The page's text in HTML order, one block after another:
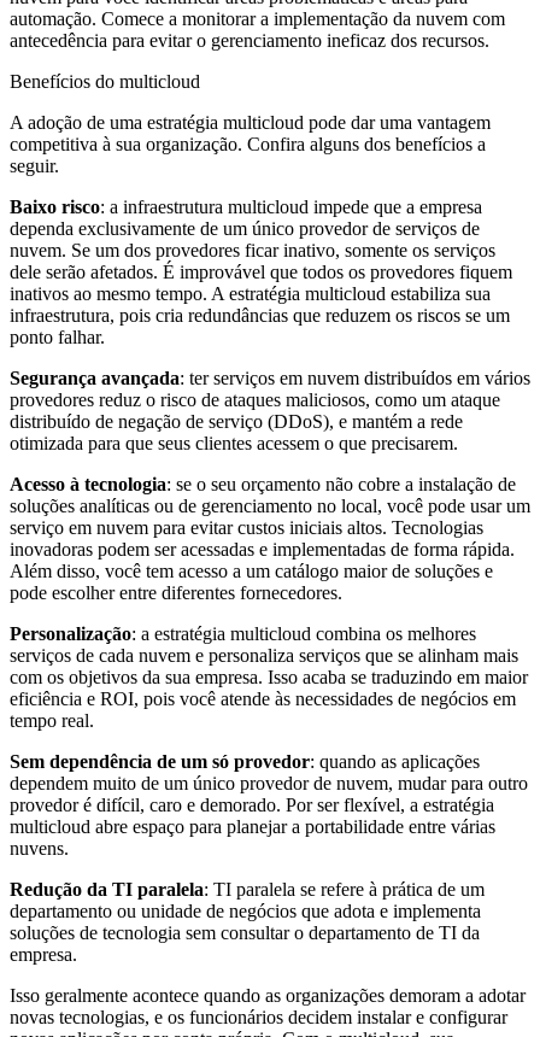
automação. Comece a monitorar a implementação da nuvem com
antecedência para evitar o gerenciamento ineficaz dos recursos.
Benefícios do multicloud
A adoção de uma estratégia multicloud pode dar uma vantagem
competitiva à sua organização. Confira alguns dos benefícios a
seguir.
Baixo risco: a infraestrutura multicloud impede que a empresa
dependa exclusivamente de um único provedor de serviços de
nuvem. Se um dos provedores ficar inativo, somente os serviços
dele serão afetados. É improvável que todos os provedores fiquem
inativos ao mesmo tempo. A estratégia multicloud estabiliza sua
infraestrutura, pois cria redundâncias que reduzem os riscos se um
ponto falhar.
Segurança avançada: ter serviços em nuvem distribuídos em vários
provedores reduz o risco de ataques maliciosos, como um ataque
distribuído de negação de serviço (DDoS), e mantém a rede
otimizada para que seus clientes acessem o que precisarem.
Acesso à tecnologia: se o seu orçamento não cobre a instalação de
soluções analíticas ou de gerenciamento no local, você pode usar um
serviço em nuvem para evitar custos iniciais altos. Tecnologias
inovadoras podem ser acessadas e implementadas de forma rápida.
Além disso, você tem acesso a um catálogo maior de soluções e
pode escolher entre diferentes fornecedores.
Personalização: a estratégia multicloud combina os melhores
serviços de cada nuvem e personaliza serviços que se alinham mais
com os objetivos da sua empresa. Isso acaba se traduzindo em maior
eficiência e ROI, pois você atende às necessidades de negócios em
tempo real.
Sem dependência de um só provedor: quando as aplicações
dependem muito de um único provedor de nuvem, mudar para outro
provedor é difícil, caro e demorado. Por ser flexível, a estratégia
multicloud abre espaço para planejar a portabilidade entre várias
nuvens.
Redução da TI paralela: TI paralela se refere à prática de um
departamento ou unidade de negócios que adota e implementa
soluções de tecnologia sem consultar o departamento de TI da
empresa.
Isso geralmente acontece quando as organizações demoram a adotar
novas tecnologias, e os funcionários decidem instalar e configurar